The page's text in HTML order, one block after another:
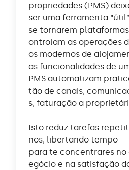
propriedades (PMS)
ser uma ferramenta
se tornarem
ontrolam as operações
os modernos de alojamento. Em
as funcionalidades de
PMS automatizam
tão de canais,
s, faturação a
.
Isto reduz tarefas
nos, libertando tempo
para te concentrares no
egócio e na satisfação